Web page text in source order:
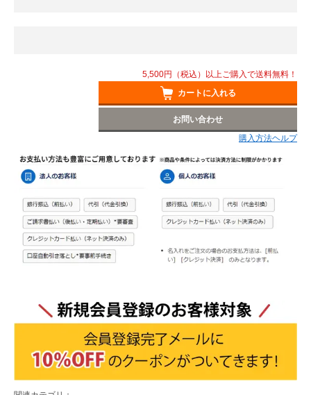
5,500円（税込）以上ご購入で送料無料！
カートに入れる
お問い合わせ
購入方法ヘルプ